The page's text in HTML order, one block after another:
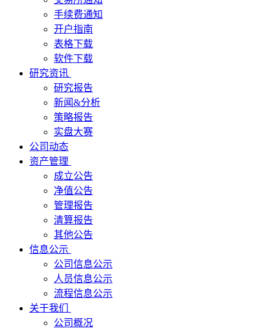
手续费通知
开户指南
表格下载
软件下载
研究资讯
研究报告
新闻&分析
策略报告
实盘大赛
公司动态
资产管理
成立公告
净值公告
管理报告
清算报告
其他公告
信息公示
公司信息公示
人员信息公示
流程信息公示
关于我们
公司概况